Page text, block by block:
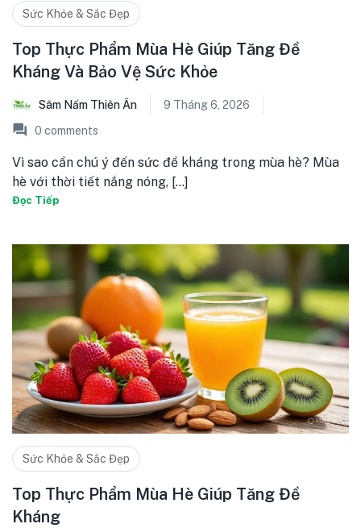
Sức Khỏe & Sắc Đẹp
Top Thực Phẩm Mùa Hè Giúp Tăng Đề
Kháng Và Bảo Vệ Sức Khỏe
Sâm Nấm Thiên Ân
9 Tháng 6, 2026
0 comments
Vì sao cần chú ý đến sức đề kháng trong mùa hè? Mùa
hè với thời tiết nắng nóng, [...]
Đọc Tiếp
Sức Khỏe & Sắc Đẹp
Top Thực Phẩm Mùa Hè Giúp Tăng Đề
Kháng